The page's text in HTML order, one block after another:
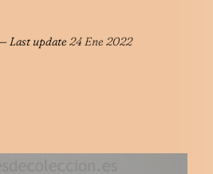
Last update24 Ene 2022